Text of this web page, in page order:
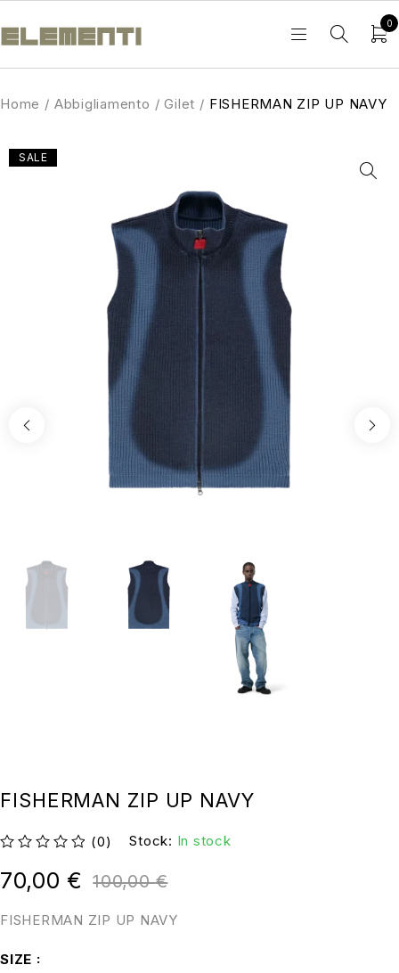
0
Home / Abbigliamento / Gilet / FISHERMAN ZIP UP NAVY
SALE
FISHERMAN ZIP UP NAVY
(0) Stock: In stock
FISHERMAN ZIP UP NAVY
100,00€
70,00 €
SIZE